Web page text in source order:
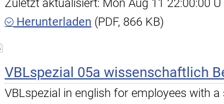
Zuletzt aktualisiert: Mon Aug 11 22:00:00
Herunterladen (PDF, 866 KB)
VBLspezial 05a wissenschaftlich
VBLspezial in english for employees with